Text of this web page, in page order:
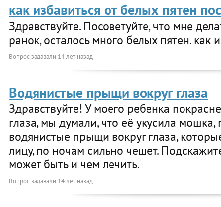
как избавиться от белых пятен
Здравствуйте. Посоветуйте, что мне
ранок, осталось много белых пятен. как
Вопрос задавали 14 лет назад
Водянистые прыщи вокруг глаза
Здравствуйте! У моего ребенка
глаза, мы думали, что её укусила мошка,
водянистые прыщи вокруг глаза,
лицу, по ночам сильно чешет.
может быть и чем лечить.
Вопрос задавали 14 лет назад